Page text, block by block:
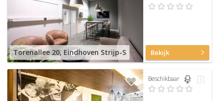
Torenallee 20, Eindhoven Strijp-S Bekijk
Beschikbaar